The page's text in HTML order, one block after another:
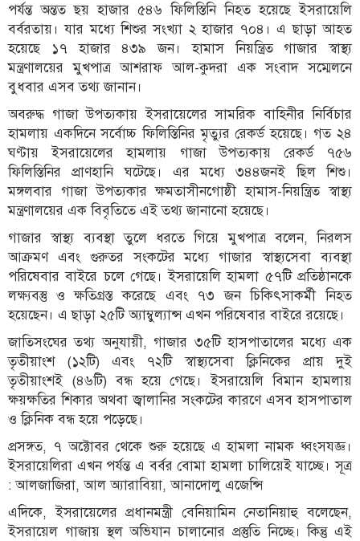
পর্যন্ত অন্তত ছয় হাজার ৫৪৬ ফিলিস্তিনি নিহত হয়েছে ইসরায়েলি
বর্বরতায়। যার মধ্যে শিশুর সংখ্যা ২ হাজার ৭০৪। এ ছাড়া আহত
হয়েছে ১৭ হাজার ৪৩৯ জন। হামাস নিয়ন্ত্রিত গাজার স্বাস্থ্য
মন্ত্রণালয়ের মুখপাত্র আশরাফ আল-কুদরা এক সংবাদ সম্মেলনে
বুধবার এসব তথ্য জানান।
অবরুদ্ধ গাজা উপত্যকায় ইসরায়েলের সামরিক বাহিনীর নির্বিচার
হামলায় একদিনে সর্বোচ্চ ফিলিস্তিনির মৃত্যুর রেকর্ড হয়েছে। গত ২৪
ঘণ্টায় ইসরায়েলের হামলায় গাজা উপত্যকায় রেকর্ড ৭৫৬
ফিলিস্তিনির প্রাণহানি ঘটেছে। এর মধ্যে ৩৪৪জনই ছিল শিশু।
মঙ্গলবার গাজা উপত্যকার ক্ষমতাসীনগোষ্ঠী হামাস-নিয়ন্ত্রিত স্বাস্থ্য
মন্ত্রণালয়ের এক বিবৃতিতে এই তথ্য জানানো হয়েছে।
গাজার স্বাস্থ্য ব্যবস্থা তুলে ধরতে গিয়ে মুখপাত্র বলেন, নিরলস
আক্রমণ এবং গুরুতর সংকটের মধ্যে গাজার স্বাস্থ্যসেবা ব্যবস্থা
পরিষেবার বাইরে চলে গেছে। ইসরায়েলি হামলা ৫৭টি প্রতিষ্ঠানকে
লক্ষ্যবস্তু ও ক্ষতিগ্রস্ত করেছে এবং ৭৩ জন চিকিৎসাকর্মী নিহত
হয়েছেন। এ ছাড়া ২৫টি অ্যাম্বুল্যান্স এখন পরিষেবার বাইরে রয়েছে।
জাতিসংঘের তথ্য অনুযায়ী, গাজার ৩৫টি হাসপাতালের মধ্যে এক
তৃতীয়াংশ (১২টি) এবং ৭২টি স্বাস্থ্যসেবা ক্লিনিকের প্রায় দুই
তৃতীয়াংশই (৪৬টি) বন্ধ হয়ে গেছে। ইসরায়েলি বিমান হামলায়
ক্ষয়ক্ষতির শিকার অথবা জ্বালানির সংকটের কারণে এসব হাসপাতাল
ও ক্লিনিক বন্ধ হয়ে পড়েছে।
প্রসঙ্গত, ৭ অক্টোবর থেকে শুরু হয়েছে এ হামলা নামক ধ্বংসযজ্ঞ।
ইসরায়েলিরা এখন পর্যন্ত এ বর্বর বোমা হামলা চালিয়েই যাচ্ছে। সূত্র
: আলজাজিরা, আল অ্যারাবিয়া, আনাদোলু এজেন্সি
এদিকে, ইসরায়েলের প্রধানমন্ত্রী বেনিয়ামিন নেতানিয়াহু বলেছেন,
ইসরায়েল গাজায় স্থল অভিযান চালানোর প্রস্তুতি নিচ্ছে। কিন্তু এই